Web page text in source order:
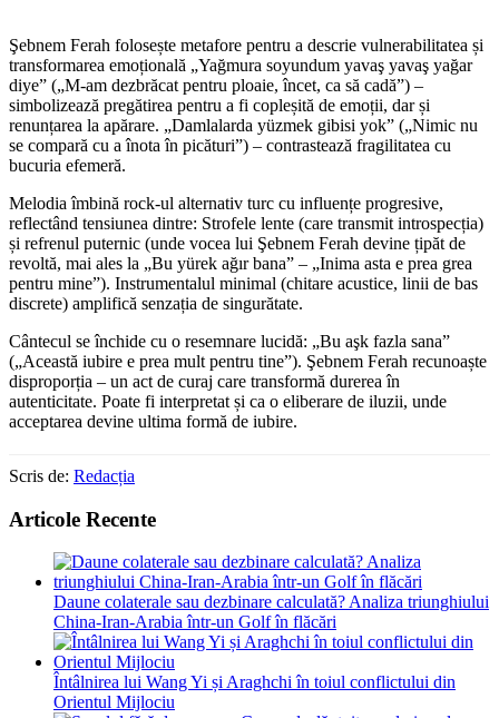
Şebnem Ferah folosește metafore pentru a descrie vulnerabilitatea și
transformarea emoțională „Yağmura soyundum yavaş yavaş yağar
diye” („M-am dezbrăcat pentru ploaie, încet, ca să cadă”) –
simbolizează pregătirea pentru a fi copleșită de emoții, dar și
renunțarea la apărare. „Damlalarda yüzmek gibisi yok” („Nimic nu
se compară cu a înota în picături”) – contrastează fragilitatea cu
bucuria efemeră.
Melodia îmbină rock-ul alternativ turc cu influențe progresive,
reflectând tensiunea dintre: Strofele lente (care transmit introspecția)
și refrenul puternic (unde vocea lui Şebnem Ferah devine țipăt de
revoltă, mai ales la „Bu yürek ağır bana” – „Inima asta e prea grea
pentru mine”). Instrumentalul minimal (chitare acustice, linii de bas
discrete) amplifică senzația de singurătate.
Cântecul se închide cu o resemnare lucidă: „Bu aşk fazla sana”
(„Această iubire e prea mult pentru tine”). Şebnem Ferah recunoaște
disproporția – un act de curaj care transformă durerea în
autenticitate. Poate fi interpretat și ca o eliberare de iluzii, unde
acceptarea devine ultima formă de iubire.
Scris de: Redacția
Articole Recente
Daune colaterale sau dezbinare calculată? Analiza triunghiului
China-Iran-Arabia într-un Golf în flăcări
Întâlnirea lui Wang Yi și Araghchi în toiul conflictului din
Orientul Mijlociu